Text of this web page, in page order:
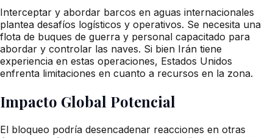
Interceptar y abordar barcos en aguas internacionales
plantea desafíos logísticos y operativos. Se necesita una
flota de buques de guerra y personal capacitado para
abordar y controlar las naves. Si bien Irán tiene
experiencia en estas operaciones, Estados Unidos
enfrenta limitaciones en cuanto a recursos en la zona.
Impacto Global Potencial
El bloqueo podría desencadenar reacciones en otras